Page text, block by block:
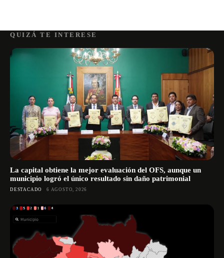
QUIZÁ TE INTERESE
La capital obtiene la mejor evaluación del OFS, aunque un
municipio logró el único resultado sin daño patrimonial
DESTACADO 6 AGOSTO, 2026